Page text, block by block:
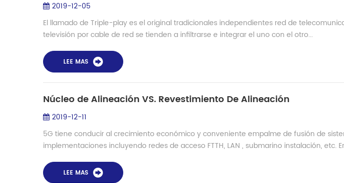
2019-12-05
El llamado de Triple-play es el original tradicionales independientes red de
televisión por cable de red se tienden a infiltrarse e integrar el uno con el otro...
LEE MAS
Núcleo de Alineación VS. Revestimiento De Alineación
2019-12-11
5G tiene conducir al crecimiento económico y conveniente empalme de fusión de
implementaciones incluyendo redes de acceso FTTH, LAN , submarino instalación, etc.
LEE MAS